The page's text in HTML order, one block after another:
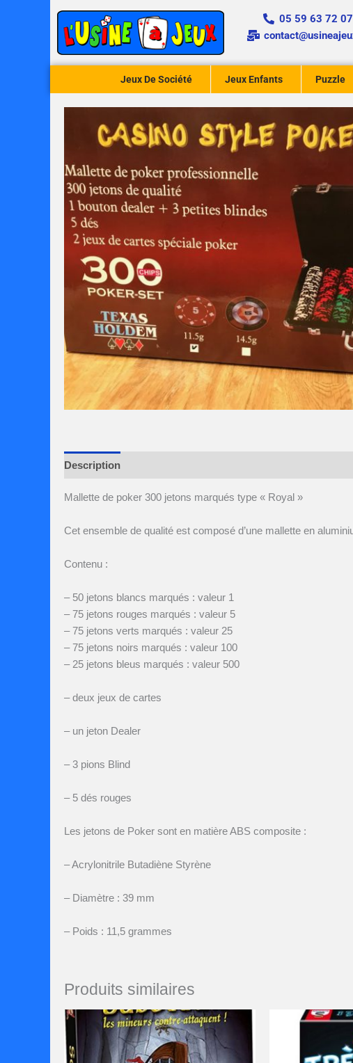
05 59 63 72 07
Jeux De Société Jeux Enfants Puzzle
Description
Mallette de poker 300 jetons marqués type « Royal »
Cet ensemble de qualité est composé d’une mallette en
Contenu :
– 50 jetons blancs marqués : valeur 1
– 75 jetons rouges marqués : valeur 5
– 75 jetons verts marqués : valeur 25
– 75 jetons noirs marqués : valeur 100
– 25 jetons bleus marqués : valeur 500
– deux jeux de cartes
– un jeton Dealer
– 3 pions Blind
– 5 dés rouges
Les jetons de Poker sont en matière ABS composite :
– Acrylonitrile Butadiène Styrène
– Diamètre : 39 mm
– Poids : 11,5 grammes
Produits similaires